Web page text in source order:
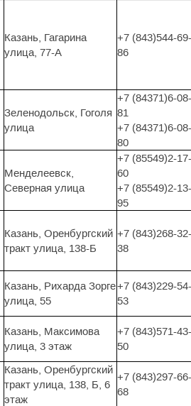
Казань, Гагарина
улица, 77-А
+7 (843)544-69-
86
Зеленодольск, Гоголя
улица
+7 (84371)6-08-
81
+7 (84371)6-08-
80
Менделеевск,
Северная улица
+7 (85549)2-17-
60
+7 (85549)2-13-
95
Казань, Оренбургский
тракт улица, 138-Б
+7 (843)268-32-
38
Казань, Рихарда Зорге
улица, 55
+7 (843)229-54-
53
Казань, Максимова
улица, 3 этаж
+7 (843)571-43-
50
Казань, Оренбургский
тракт улица, 138, Б, 6
этаж
+7 (843)297-66-
68